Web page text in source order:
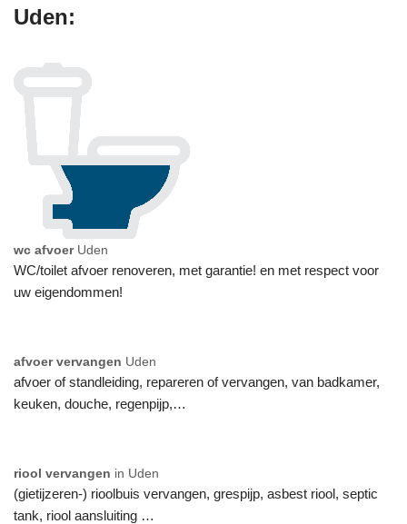
Uden:
wc afvoer Uden
WC/toilet afvoer renoveren, met garantie! en met respect voor
uw eigendommen!
afvoer vervangen Uden
afvoer of standleiding, repareren of vervangen, van badkamer,
keuken, douche, regenpijp,…
riool vervangen in Uden
(gietijzeren-) rioolbuis vervangen, grespijp, asbest riool, septic
tank, riool aansluiting …